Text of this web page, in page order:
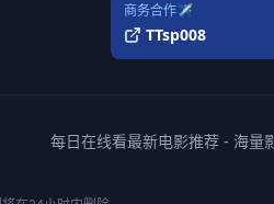
商务合作✈️
TTsp008
每日在线看最新电影推荐 - 海量